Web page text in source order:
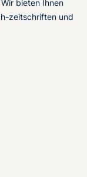
bieten Ihnen
zeitschriften und